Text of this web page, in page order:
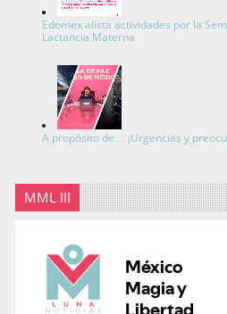
Edomex alista actividades por la
Lactancia Materna
A propósito de… ¡Urgencias y
MML III